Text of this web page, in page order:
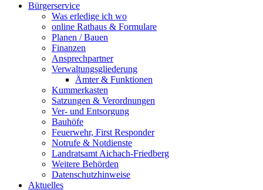
Bürgerservice
Was erledige ich wo
online Rathaus & Formulare
Planen / Bauen
Finanzen
Ansprechpartner
Verwaltungsgliederung
Ämter & Funktionen
Kummerkasten
Satzungen & Verordnungen
Ver- und Entsorgung
Bauhöfe
Feuerwehr, First Responder
Notrufe & Notdienste
Landratsamt Aichach-Friedberg
Weitere Behörden
Datenschutzhinweise
Aktuelles